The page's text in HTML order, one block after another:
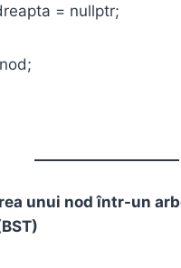
= nullptr;
unui nod într-un